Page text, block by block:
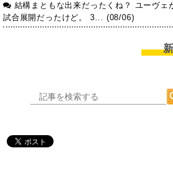
結構まともな出来だったくね？ ユーヴェ
試合展開だったけど。 3... (08/06)
新着